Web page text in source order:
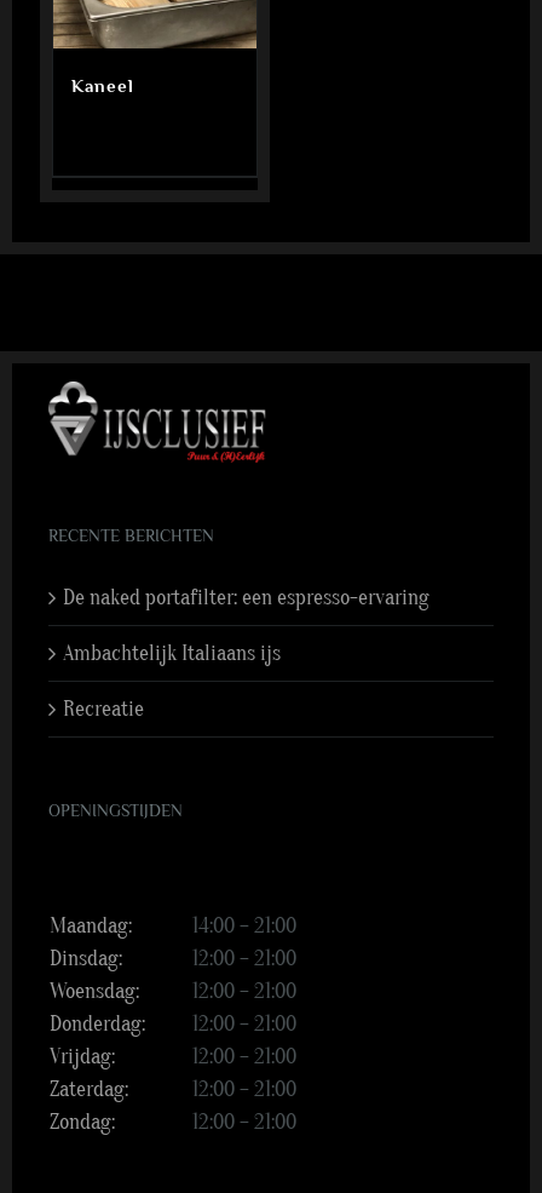
Kaneel
RECENTE BERICHTEN
De naked portafilter: een espresso-ervaring
Ambachtelijk Italiaans ijs
Recreatie
OPENINGSTIJDEN
Maandag:
14:00 – 21:00
Dinsdag:
12:00 – 21:00
Woensdag:
12:00 – 21:00
Donderdag:
12:00 – 21:00
Vrijdag:
12:00 – 21:00
Zaterdag:
12:00 – 21:00
Zondag:
12:00 – 21:00